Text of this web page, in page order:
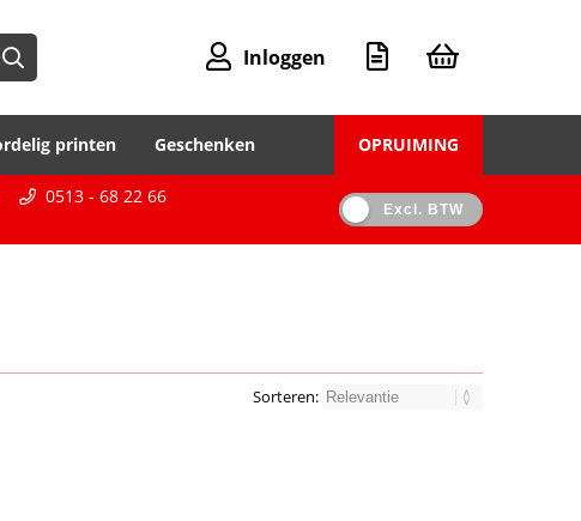
Inloggen
printen Geschenken OPRUIMING
0513 - 68 22 66
Excl. BTW
Sorteren: